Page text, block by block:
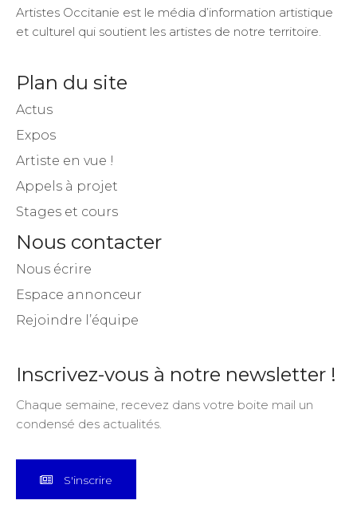
Artistes Occitanie est le média d’information artistique
et culturel qui soutient les artistes de notre territoire.
Plan du site
Actus
Expos
Artiste en vue !
Appels à projet
Stages et cours
Nous contacter
Nous écrire
Espace annonceur
Rejoindre l’équipe
Inscrivez-vous à notre newsletter !
Chaque semaine, recevez dans votre boite mail un
condensé des actualités.
S'inscrire